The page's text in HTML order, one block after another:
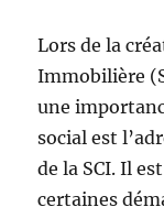
Lors de la
Immobilière
une
social est
de la SCI. Il
certaines